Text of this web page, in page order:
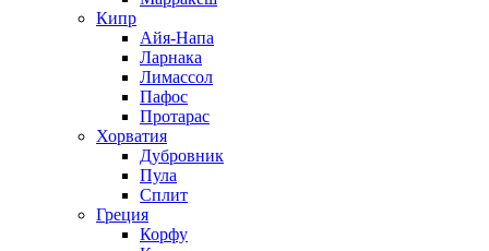
Кипр
Айя-Напа
Ларнака
Лимассол
Пафос
Протарас
Хорватия
Дубровник
Пула
Сплит
Греция
Корфу